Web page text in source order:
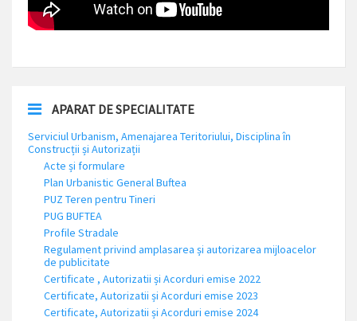
APARAT DE SPECIALITATE
Serviciul Urbanism, Amenajarea Teritoriului, Disciplina în
Construcții și Autorizații
Acte și formulare
Plan Urbanistic General Buftea
PUZ Teren pentru Tineri
PUG BUFTEA
Profile Stradale
Regulament privind amplasarea și autorizarea mijloacelor
de publicitate
Certificate , Autorizatii și Acorduri emise 2022
Certificate, Autorizatii și Acorduri emise 2023
Certificate, Autorizatii și Acorduri emise 2024